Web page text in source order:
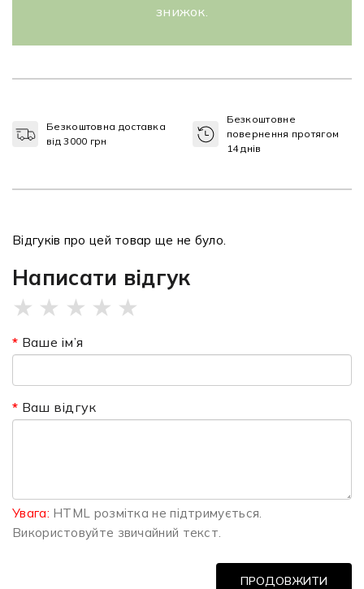
знижок.
Безкоштовна доставка
від 3000 грн
Безкоштовне
повернення протягом
14 днів
Відгуків про цей товар ще не було.
Написати відгук
★ ★ ★ ★ ★
Ваше ім’я
Ваш відгук
Увага: HTML розмітка не підтримується.
Використовуйте звичайний текст.
ПРОДОВЖИТИ